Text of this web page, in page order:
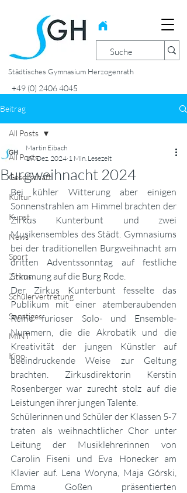
Städtisches Gymnasium Herzogenrath
+49 (0) 2406 4045
Beitrag
All Posts
Gesellschaft
Kultur
Kunst
News
Sport
Zirkus
Schülervertretung
Sonstiges
MINT
Kino
All Posts
Burgweihnacht 2024
Martin Eibach
19. Dez. 2024 1 Min. Lesezeit
Bei kühler Witterung aber einigen
Sonnenstrahlen am Himmel brachten der
Zirkus Kunterbunt und zwei
Musikensembles des Städt. Gymnasiums
bei der traditionellen Burgweihnacht am
dritten Adventssonntag auf festliche
Stimmung auf die Burg Rode.
Der Zirkus Kunterbunt fesselte das
Publikum mit einer atemberaubenden
Reihe furioser Solo- und Ensemble-
Nummern, die die Akrobatik und die
Kreativität der jungen Künstler auf
beeindruckende Weise zur Geltung
brachten. Zirkusdirektorin Kerstin
Rosenberger war zurecht stolz auf die
Leistungen ihrer jungen Talente.
Schülerinnen und Schüler der Klassen 5-7
traten als weihnachtlicher Chor unter
Leitung der Musiklehrerinnen von
Carolin Fiseni und Eva Honecker am
Klavier auf. Lena Woryna, Maja Górski,
Emma Goßen präsentierten